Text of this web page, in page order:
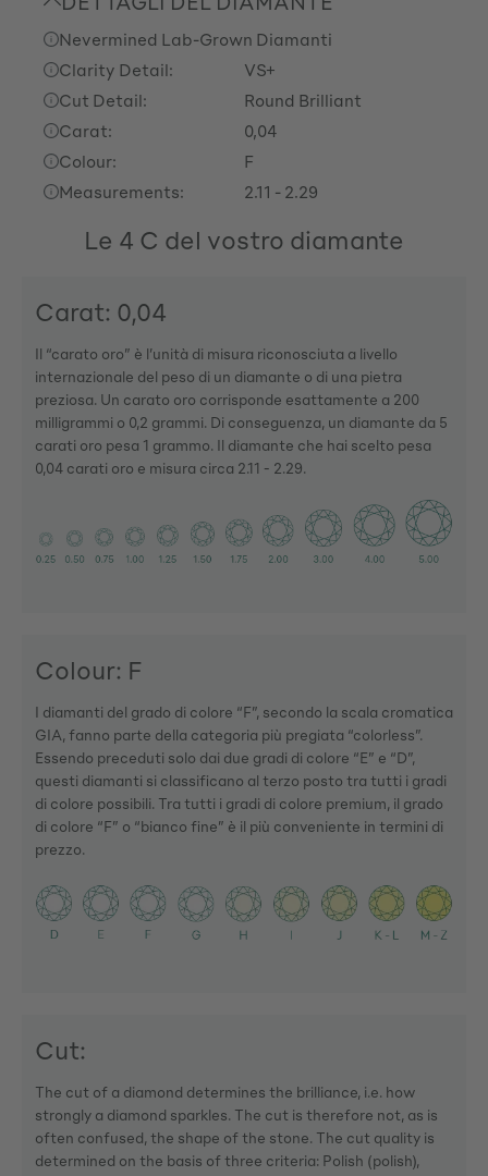
Nevermined Lab-Grown Diamanti
Clarity Detail:
VS+
Cut Detail:
Round Brilliant
Carat:
0,04
Colour:
F
Measurements:
2.11 - 2.29
Le 4 C del vostro diamante
Carat: 0,04
Il “carato oro” è l’unità di misura riconosciuta a livello
internazionale del peso di un diamante o di una pietra
preziosa. Un carato oro corrisponde esattamente a 200
milligrammi o 0,2 grammi. Di conseguenza, un diamante da 5
carati oro pesa 1 grammo. Il diamante che hai scelto pesa
0,04 carati oro e misura circa 2.11 - 2.29.
Colour: F
I diamanti del grado di colore “F”, secondo la scala cromatica
GIA, fanno parte della categoria più pregiata “colorless”.
Essendo preceduti solo dai due gradi di colore “E” e “D”,
questi diamanti si classificano al terzo posto tra tutti i gradi
di colore possibili. Tra tutti i gradi di colore premium, il grado
di colore “F” o “bianco fine” è il più conveniente in termini di
prezzo.
Cut:
The cut of a diamond determines the brilliance, i.e. how
strongly a diamond sparkles. The cut is therefore not, as is
often confused, the shape of the stone. The cut quality is
determined on the basis of three criteria: Polish (polish),